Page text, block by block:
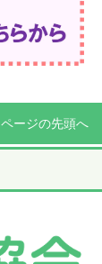
ページの先頭へ